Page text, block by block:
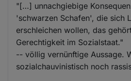
"[…] unnachgiebige
'schwarzen Schafen', die sich
erschleichen wollen, das
Gerechtigkeit im Sozialstaat."
-- völlig vernünftige Aussage.
sozialchauvinistisch noch